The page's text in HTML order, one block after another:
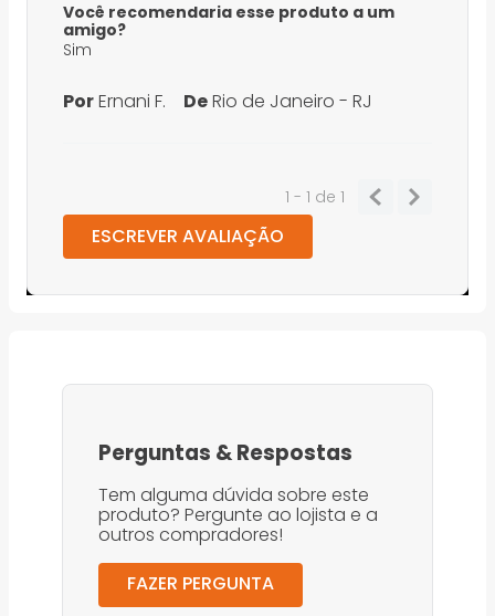
Você recomendaria esse produto a um
amigo?
Sim
PorErnani F. DeRio de Janeiro - RJ
1 - 1 de 1
ESCREVER AVALIAÇÃO
Perguntas &Respostas
Tem alguma dúvida sobre este
produto? Pergunte ao lojista e a
outros compradores!
FAZER PERGUNTA